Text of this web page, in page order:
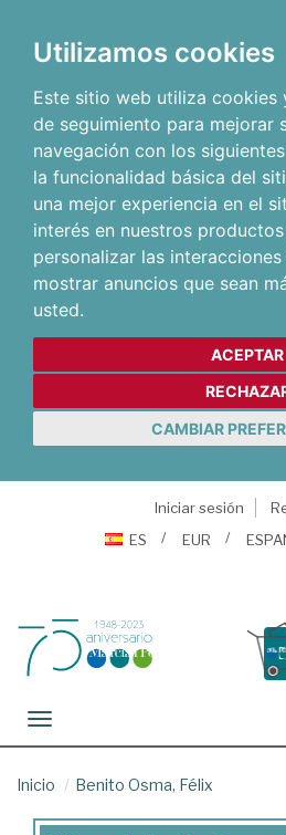
Utilizamos cookies
Este sitio web utiliza cookies
de seguimiento para mejorar
navegación con los
la funcionalidad básica del
una mejor experiencia en el
interés en nuestros
personalizar las
mostrar anuncios que sean
usted.
ACEPTAR
CAMBIAR
Iniciar sesión
ES
EUR
Toggle navigation
Inicio Benito Osma, Félix